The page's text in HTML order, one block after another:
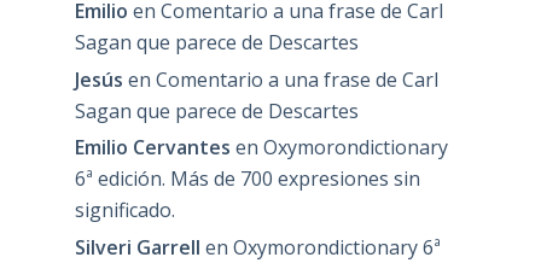
Emilio en Comentario a una frase de Carl
Sagan que parece de Descartes
Jesús en Comentario a una frase de Carl
Sagan que parece de Descartes
Emilio Cervantes en Oxymorondictionary
6ª edición. Más de 700 expresiones sin
significado.
Silveri Garrell en Oxymorondictionary 6ª